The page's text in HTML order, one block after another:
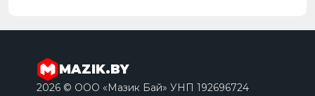
MAZIK.BY
2026 © ООО «Мазик Бай» УНП 192696724